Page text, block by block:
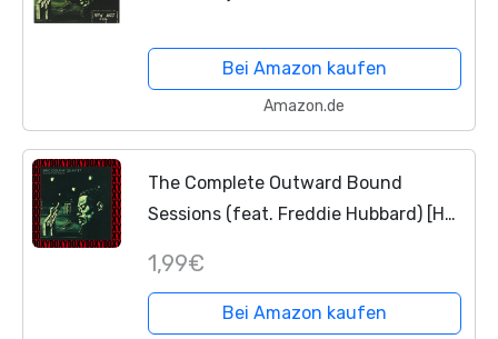
Bei Amazon kaufen
Amazon.de
The Complete Outward Bound
Sessions (feat. Freddie Hubbard) [Hd
Collection]
1,99€
Bei Amazon kaufen